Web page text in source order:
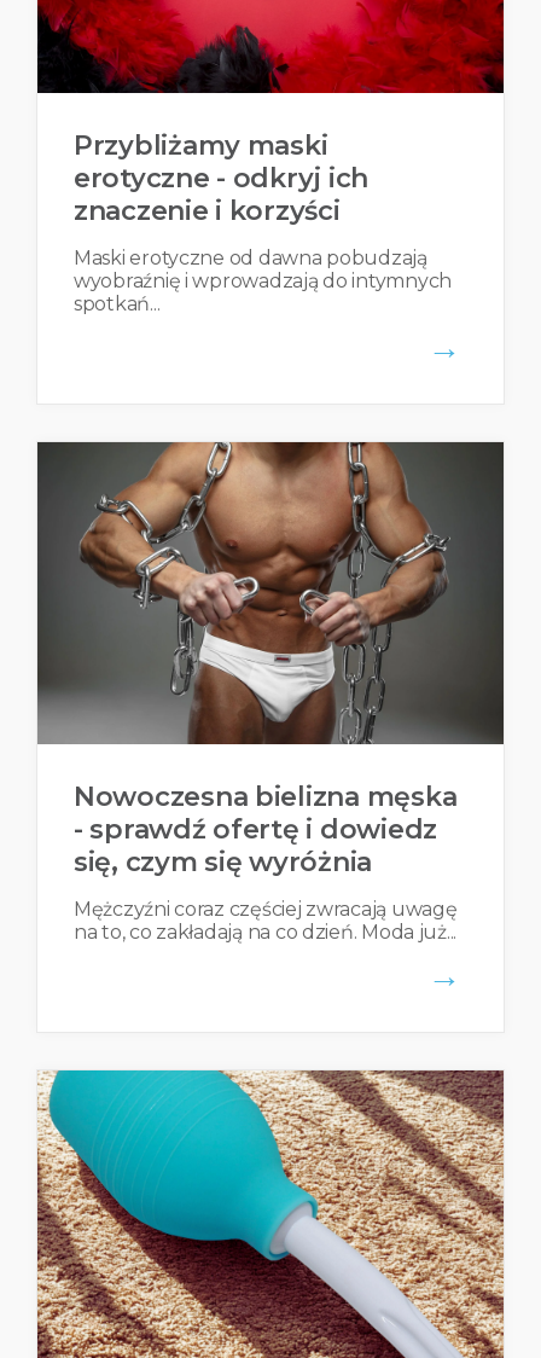
Przybliżamy maski
erotyczne - odkryj ich
znaczenie i korzyści
Maski erotyczne od dawna pobudzają
wyobraźnię i wprowadzają do intymnych
spotkań...
→
Nowoczesna bielizna męska
- sprawdź ofertę i dowiedz
się, czym się wyróżnia
Mężczyźni coraz częściej zwracają uwagę
na to, co zakładają na co dzień. Moda już...
→